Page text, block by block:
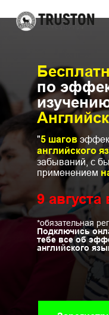
по
"5 шагов
английского
забываний, с
применением
9 августа
*обязательная
Подключись
тебе все об
английского